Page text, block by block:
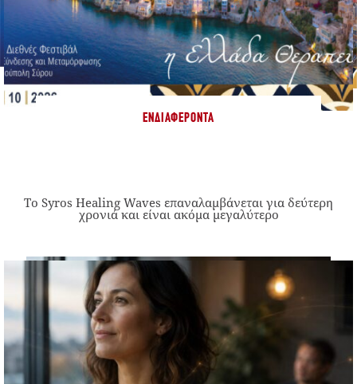
ΕΝΔΙΑΦΈΡΟΝΤΑ
Το Syros Healing Waves επαναλαμβάνεται για δεύτερη
χρονιά και είναι ακόμα μεγαλύτερο